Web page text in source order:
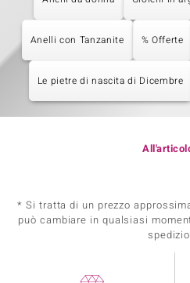
Anelli con Tanzanite % Offerte
Le pietre di nascita di Dicembre
* Si tratta di un prezzo
può cambiare in qualsiasi